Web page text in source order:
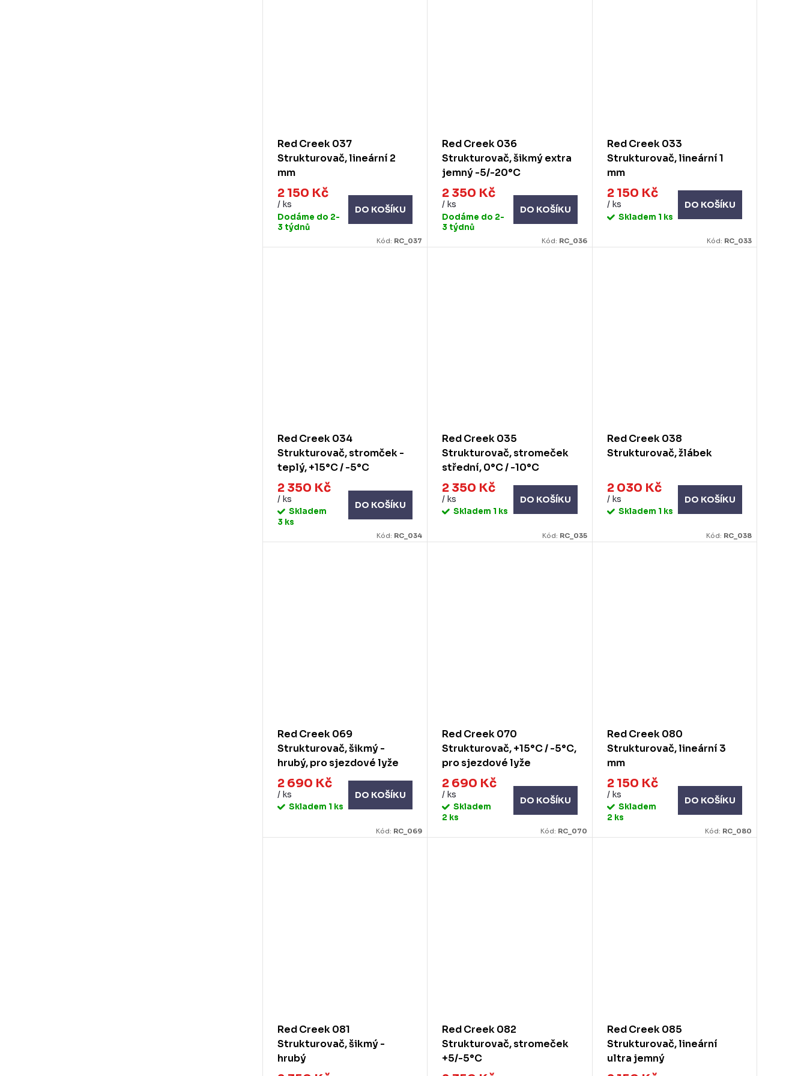
Red Creek 037
Strukturovač, lineární 2
mm
2 150 Kč
/ ks
Dodáme do 2-
3 týdnů
DO KOŠÍKU
Kód: RC_037
Red Creek 036
Strukturovač, šikmý extra
jemný -5/-20°C
2 350 Kč
/ ks
Dodáme do 2-
3 týdnů
DO KOŠÍKU
Kód: RC_036
Red Creek 033
Strukturovač, lineární 1
mm
2 150 Kč
/ ks
Skladem 1 ks
DO KOŠÍKU
Kód: RC_033
Red Creek 034
Strukturovač, stromček -
teplý, +15°C / -5°C
2 350 Kč
/ ks
Skladem
3 ks
DO KOŠÍKU
Kód: RC_034
Red Creek 035
Strukturovač, stromeček
střední, 0°C / -10°C
2 350 Kč
/ ks
Skladem 1 ks
DO KOŠÍKU
Kód: RC_035
Red Creek 038
Strukturovač, žlábek
2 030 Kč
/ ks
Skladem 1 ks
DO KOŠÍKU
Kód: RC_038
Red Creek 069
Strukturovač, šikmý -
hrubý, pro sjezdové lyže
2 690 Kč
/ ks
Skladem 1 ks
DO KOŠÍKU
Kód: RC_069
Red Creek 070
Strukturovač, +15°C / -5°C,
pro sjezdové lyže
2 690 Kč
/ ks
Skladem
2 ks
DO KOŠÍKU
Kód: RC_070
Red Creek 080
Strukturovač, lineární 3
mm
2 150 Kč
/ ks
Skladem
2 ks
DO KOŠÍKU
Kód: RC_080
Red Creek 081
Strukturovač, šikmý -
hrubý
Red Creek 082
Strukturovač, stromeček
+5/-5°C
Red Creek 085
Strukturovač, lineární
ultra jemný